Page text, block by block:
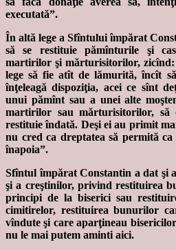
executată”.
În altă lege a Sfîntului împărat
să se restituie pămînturile şi
martirilor şi mărturisitorilor, zicînd:
lege să fie atît de lămurită, încît
înţeleagă dispoziţia, acei ce sînt
unui pămînt sau a unei alte
martirilor sau mărturisitorilor, să
restituie îndată. Deşi ei au primit
nu cred ca dreptatea să permită
înapoia”.
Sfîntul împărat Constantin a dat şi
şi a creştinilor, privind restituirea
principi de la biserici sau
cimitirelor, restituirea bunurilor
vîndute şi care aparţineau
nu le mai putem aminti aici.